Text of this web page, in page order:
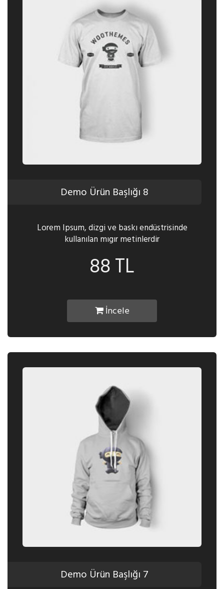
Demo Ürün Başlığı 8
Lorem Ipsum, dizgi ve baskı endüstrisinde
kullanılan mıgır metinlerdir
88 TL
İncele
Demo Ürün Başlığı 7